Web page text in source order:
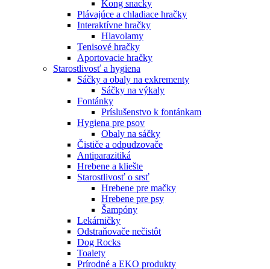
Kong snacky
Plávajúce a chladiace hračky
Interaktívne hračky
Hlavolamy
Tenisové hračky
Aportovacie hračky
Starostlivosť a hygiena
Sáčky a obaly na exkrementy
Sáčky na výkaly
Fontánky
Príslušenstvo k fontánkam
Hygiena pre psov
Obaly na sáčky
Čističe a odpudzovače
Antiparazitiká
Hrebene a kliešte
Starostlivosť o srsť
Hrebene pre mačky
Hrebene pre psy
Šampóny
Lekárničky
Odstraňovače nečistôt
Dog Rocks
Toalety
Prírodné a EKO produkty